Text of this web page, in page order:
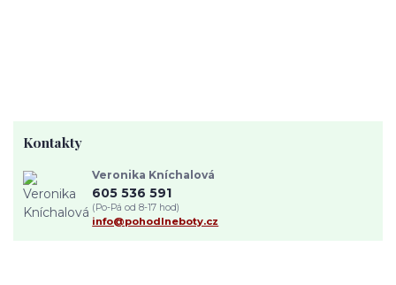
Kontakty
Veronika Kníchalová
605 536 591
(Po-Pá od 8-17 hod)
info@pohodlneboty.cz